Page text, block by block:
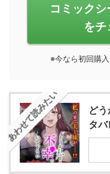
コミック
をチ
※今なら初回購
あわせて読みたい
ど
タ